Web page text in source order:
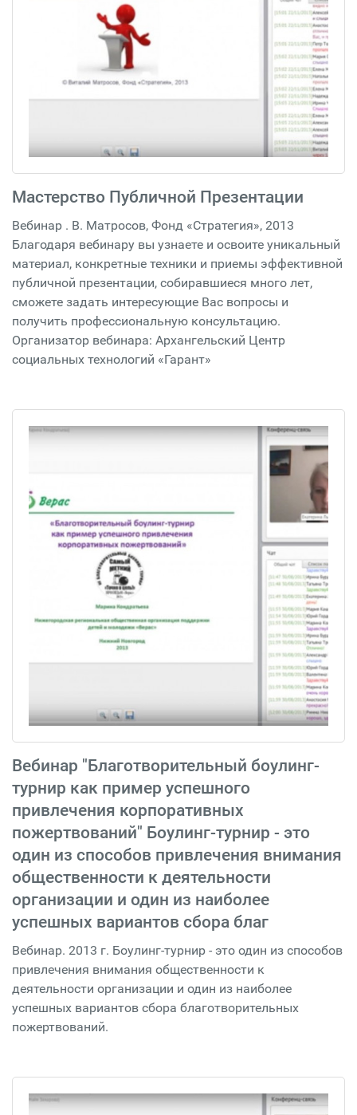
Мастерство Публичной Презентации
Вебинар . В. Матросов, Фонд «Стратегия», 2013
Благодаря вебинару вы узнаете и освоите уникальный
материал, конкретные техники и приемы эффективной
публичной презентации, собиравшиеся много лет,
сможете задать интересующие Вас вопросы и
получить профессиональную консультацию.
Организатор вебинара: Архангельский Центр
социальных технологий «Гарант»
Вебинар "Благотворительный боулинг-
турнир как пример успешного
привлечения корпоративных
пожертвований" Боулинг-турнир - это
один из способов привлечения внимания
общественности к деятельности
организации и один из наиболее
успешных вариантов сбора благ
Вебинар. 2013 г. Боулинг-турнир - это один из способов
привлечения внимания общественности к
деятельности организации и один из наиболее
успешных вариантов сбора благотворительных
пожертвований.